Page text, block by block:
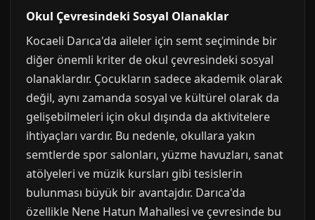
Okul Çevresindeki Sosyal Olanaklar
Kocaeli Darıca'da aileler için semt seçiminde bir
diğer önemli kriter de okul çevresindeki sosyal
olanaklardır. Çocukların sadece akademik olarak
değil, aynı zamanda sosyal ve kültürel olarak da
gelişebilmeleri için okul dışında da aktivitelere
ihtiyaçları vardır. Bu nedenle, okullara yakın
semtlerde spor salonları, yüzme havuzları, sanat
atölyeleri ve müzik kursları gibi tesislerin
bulunması büyük bir avantajdır. Darıca'da
özellikle Nene Hatun Mahallesi ve çevresinde bu